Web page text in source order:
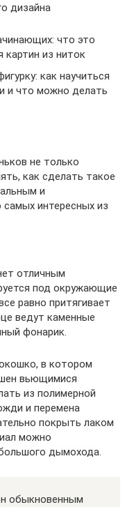
дизайна
что это
картин из ниток
как научиться
и что можно делать
не только
как сделать такое
и
интересных из
отличным
под окружающие
равно притягивает
ведут каменные
фонарик.
в котором
вьющимися
из полимерной
и перемена
покрыть лаком
можно
дымохода.
обыкновенным